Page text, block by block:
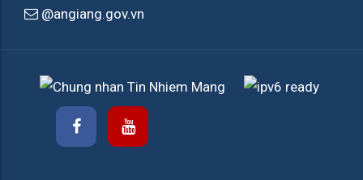
@angiang.gov.vn